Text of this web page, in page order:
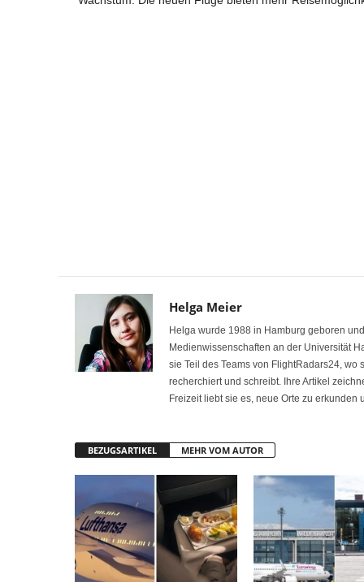
Helga Meier
Helga wurde 1988 in Hamburg geboren
Medienwissenschaften an der Universität
sie Teil des Teams von FlightRadars24,
recherchiert und schreibt. Ihre Artikel
Freizeit liebt sie es, neue Orte zu erkunden
BEZUGSARTIKEL MEHR VOM AUTOR